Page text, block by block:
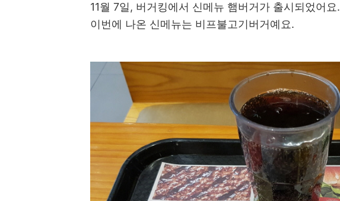
11월 7일, 버거킹에서 신메뉴 햄버거가 출시되었어요.
이번에 나온 신메뉴는 비프불고기버거예요.